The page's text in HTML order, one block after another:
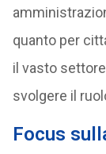
quanto per
il vasto
svolgere il
Focus